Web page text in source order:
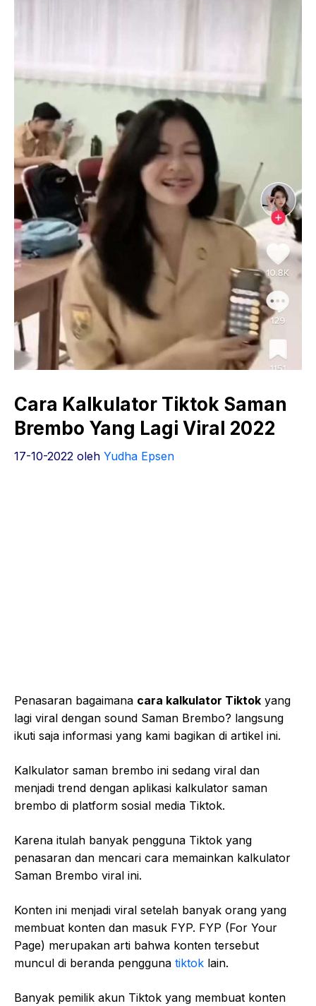
Cara Kalkulator Tiktok Saman
Brembo Yang Lagi Viral 2022
17-10-2022 oleh Yudha Epsen
Penasaran bagaimana cara kalkulator Tiktok yang
lagi viral dengan sound Saman Brembo? langsung
ikuti saja informasi yang kami bagikan di artikel ini.
Kalkulator saman brembo ini sedang viral dan
menjadi trend dengan aplikasi kalkulator saman
brembo di platform sosial media Tiktok.
Karena itulah banyak pengguna Tiktok yang
penasaran dan mencari cara memainkan kalkulator
Saman Brembo viral ini.
Konten ini menjadi viral setelah banyak orang yang
membuat konten dan masuk FYP. FYP (For Your
Page) merupakan arti bahwa konten tersebut
muncul di beranda pengguna tiktok lain.
Banyak pemilik akun Tiktok yang membuat konten